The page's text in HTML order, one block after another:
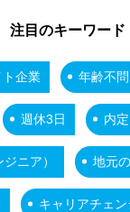
注目のキーワード
ト企業 年齢不問
週休3日 内
ニア） 地元
キャリアチェン